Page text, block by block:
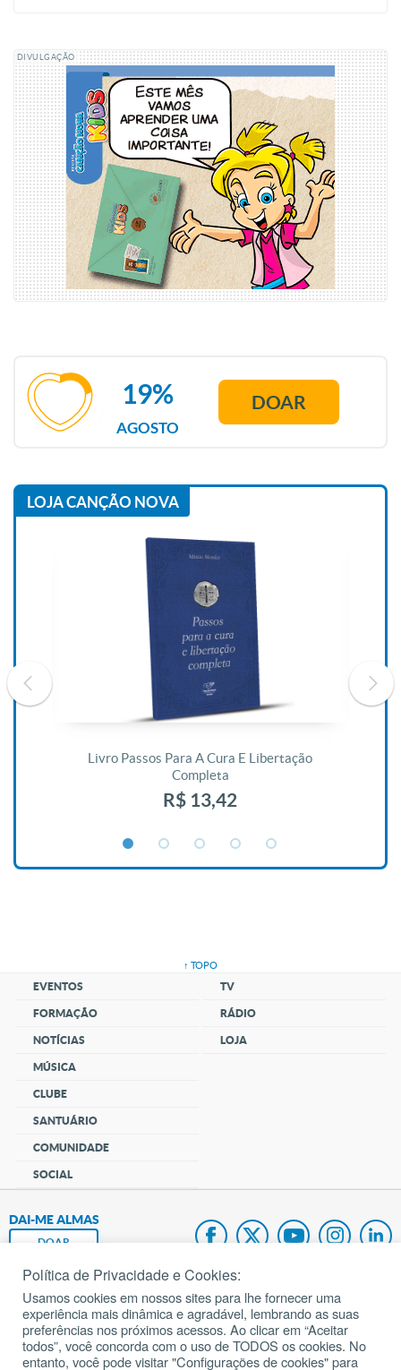
DIVULGAÇÃO
AGOSTO
19% DOAR
LOJA CANÇÃO NOVA
Livro Passos Para A Cura E Libertação
Completa
R$ 13,42
↑ TOPO
EVENTOS
FORMAÇÃO
NOTÍCIAS
MÚSICA
CLUBE
SANTUÁRIO
COMUNIDADE
SOCIAL
TV
RÁDIO
LOJA
DAI-ME ALMAS
DOAR
Fundação João Paulo II
Pedido de Oração
Mapa do site
Política de Privacidade e Cookies:
Usamos cookies em nossos sites para lhe fornecer uma
experiência mais dinâmica e agradável, lembrando as suas
preferências nos próximos acessos. Ao clicar em “Aceitar
todos”, você concorda com o uso de TODOS os cookies. No
entanto, você pode visitar "Configurações de cookies" para